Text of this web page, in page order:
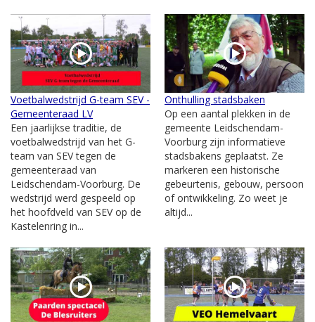
Voetbalwedstrijd G-team SEV -
Gemeenteraad LV
Een jaarlijkse traditie, de
voetbalwedstrijd van het G-
team van SEV tegen de
gemeenteraad van
Leidschendam-Voorburg. De
wedstrijd werd gespeeld op
het hoofdveld van SEV op de
Kastelenring in...
Onthulling stadsbaken
Op een aantal plekken in de
gemeente Leidschendam-
Voorburg zijn informatieve
stadsbakens geplaatst. Ze
markeren een historische
gebeurtenis, gebouw, persoon
of ontwikkeling. Zo weet je
altijd...